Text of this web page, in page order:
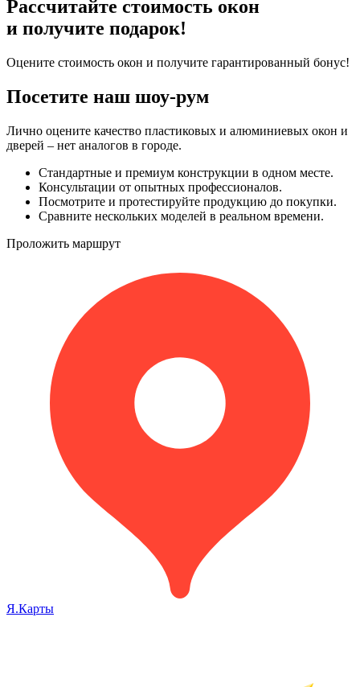
Рассчитайте стоимость окон
и получите подарок!
Оцените стоимость окон и получите гарантированный бонус!
Посетите наш шоу-рум
Лично оцените качество пластиковых и алюминиевых окон и
дверей – нет аналогов в городе.
Стандартные и премиум конструкции в одном месте.
Консультации от опытных профессионалов.
Посмотрите и протестируйте продукцию до покупки.
Сравните нескольких моделей в реальном времени.
Проложить маршрут
Я.Карты